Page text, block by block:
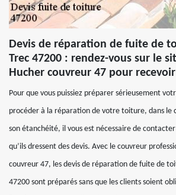
Devis de réparation de fuite de
Trec 47200 : rendez-vous sur le
Hucher couvreur 47 pour
Pour que vous puissiez préparer sérieusement
procéder à la réparation de votre toiture, dans le
son étanchéité, il vous est nécessaire de
qu’ils dressent des devis. Avec le couvreur
couvreur 47, les devis de réparation de fuite de
47200 sont préparés sans que les clients soient